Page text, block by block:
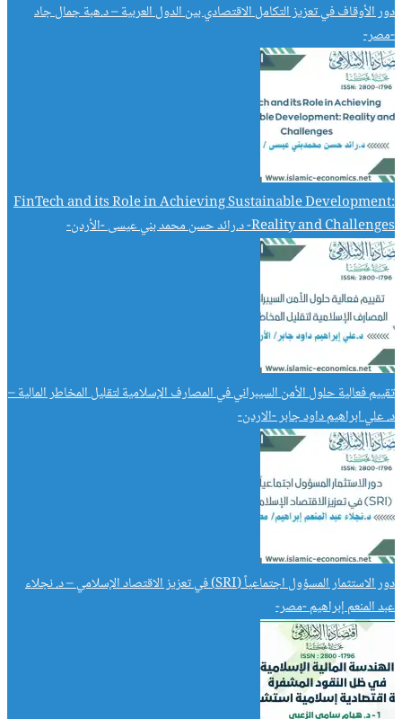
دور الأوقاف في تعزيز التكامل الاقتصادي بين الدول العربية – د.هبة جمال جاد
-مصر-
FinTech and its Role in Achieving Sustainable Development:
Reality and Challenges- د.رائد حسن محمد بني عيسى -الأردن-
تقييم فعالية حلول الأمن السيبراني في المصارف الإسلامية لتقليل المخاطر المالية –
د. علي ابراهيم داود جابر -الاردن-
دور الاستثمار المسؤول اجتماعياً (SRI) في تعزيز الاقتصاد الإسلامي – د. نجلاء
عبد المنعم إبراهيم -مصر-